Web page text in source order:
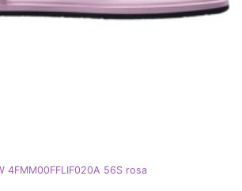
4FMM00FFLIF020A 56S rosa